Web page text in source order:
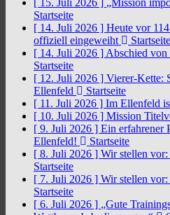
[ 15. Juli 2026 ] „Mission
Startseite
[ 14. Juli 2026 ] Heute vor
offiziell eingeweiht
Startseite
[ 14. Juli 2026 ] Abschied von
Startseite
[ 12. Juli 2026 ] Vierer-Kette:
Ellenfeld
Startseite
[ 11. Juli 2026 ] Im Ellenfeld
[ 10. Juli 2026 ] Mission
[ 9. Juli 2026 ] Ein erfahrener
Ellenfeld!
Startseite
[ 8. Juli 2026 ] Wir stellen
Startseite
[ 7. Juli 2026 ] Wir stellen vor:
Startseite
[ 6. Juli 2026 ] „Gute